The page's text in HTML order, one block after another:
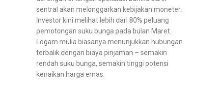
sentral akan melonggarkan kebijakan moneter.
Investor kini melihat lebih dari 80% peluang
pemotongan suku bunga pada bulan Maret.
Logam mulia biasanya menunjukkan hubungan
terbalik dengan biaya pinjaman – semakin
rendah suku bunga, semakin tinggi potensi
kenaikan harga emas.